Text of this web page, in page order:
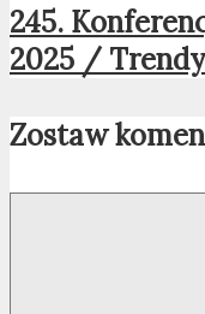
245.
2025 /
Zostaw